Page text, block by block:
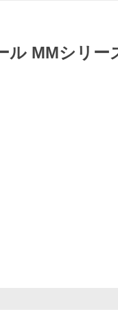
MMシリー